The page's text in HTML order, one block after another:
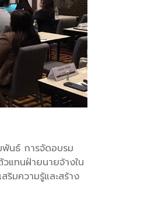
พันธ์ การจัดอบรม
แทนฝ่ายนายจ้างใน
ริมความรู้และสร้าง